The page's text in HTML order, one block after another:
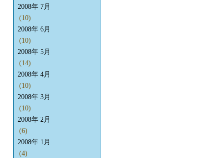
2008年 7月
(10)
2008年 6月
(10)
2008年 5月
(14)
2008年 4月
(10)
2008年 3月
(10)
2008年 2月
(6)
2008年 1月
(4)